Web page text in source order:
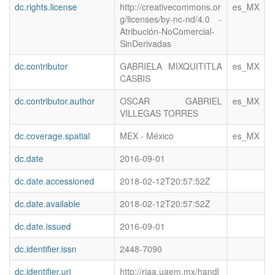
dc.rights.license
http://creativecommons.or
g/licenses/by-nc-nd/4.0 -
Atribución-NoComercial-
SinDerivadas
es_MX
dc.contributor
GABRIELA MIXQUITITLA
CASBIS
es_MX
dc.contributor.author
OSCAR GABRIEL
VILLEGAS TORRES
es_MX
dc.coverage.spatial MEX - México
es_MX
dc.date
2016-09-01
dc.date.accessioned
2018-02-12T20:57:52Z
dc.date.available
2018-02-12T20:57:52Z
dc.date.issued
2016-09-01
dc.identifier.issn
2448-7090
dc.identifier.uri
http://riaa.uaem.mx/handl